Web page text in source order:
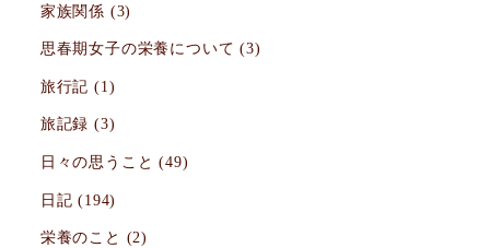
家族関係 (3)
思春期女子の栄養について (3)
旅行記 (1)
旅記録 (3)
日々の思うこと (49)
日記 (194)
栄養のこと (2)